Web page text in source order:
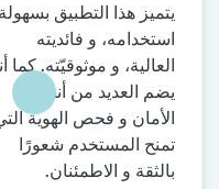
يتميز هذا التطبيق
استخدامه، و فائديته
العالية، و موثوقيّته. كما
يضم العديد من أنظمة
الأمان و فحص الهوية
تمنح المستخدم شعورًا
بالثقة و الاطمئنان.